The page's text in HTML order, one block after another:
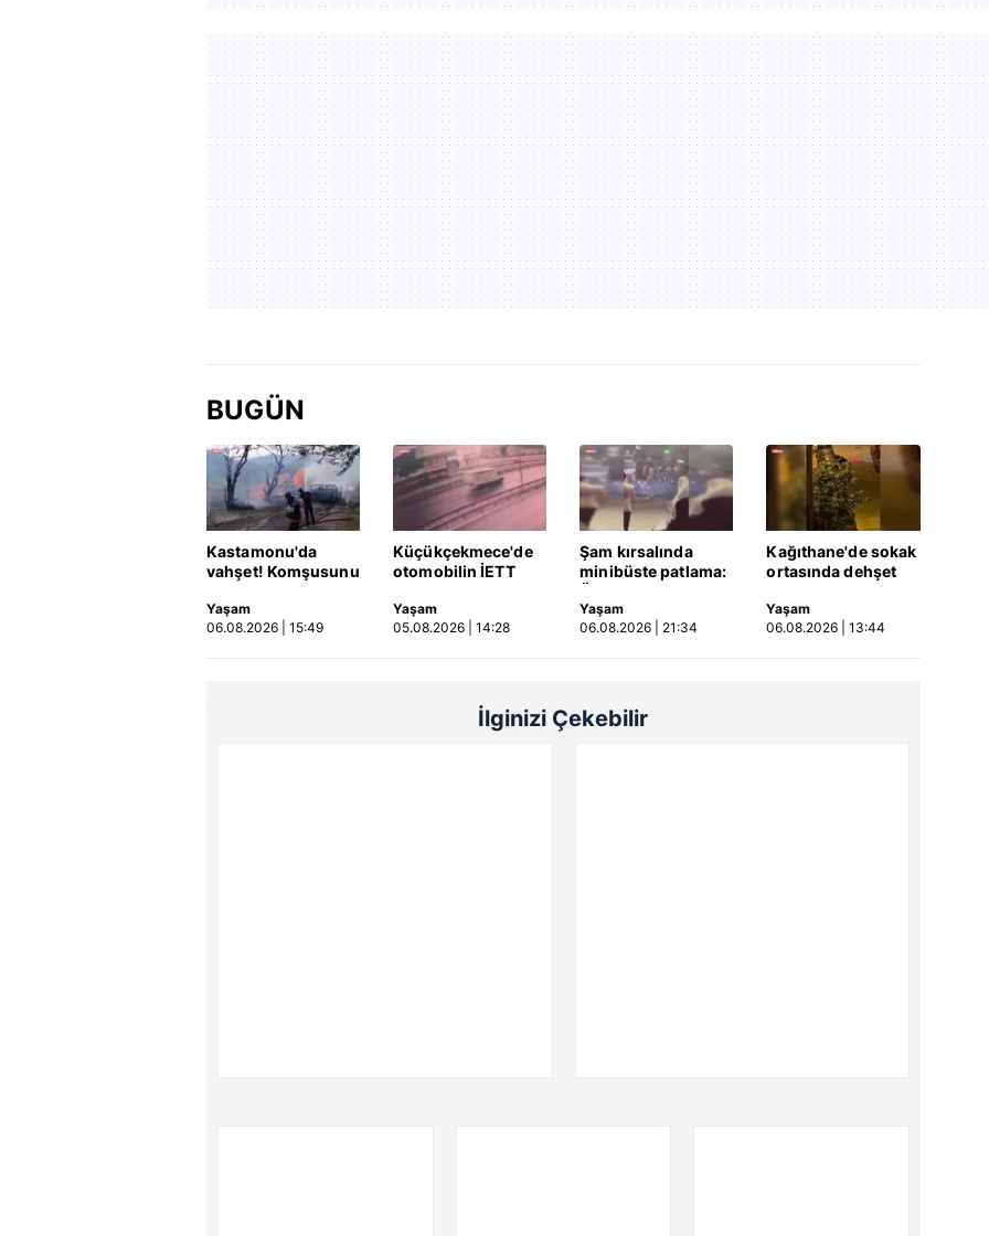
BUGÜN
Kastamonu'da
vahşet! Komşusunu
aracını ateşe verdi |
Video
Yaşam
06.08.2026 | 15:49
Küçükçekmece'de
otomobilin İETT
kaza kamerada |
Video
Yaşam
05.08.2026 | 14:28
Şam kırsalında
minibüste patlama:
Yaşam
06.08.2026 | 21:34
Kağıthane'de sokak
ortasında dehşet
sevgilisi ile erkek
arkadaşını silahla
Yaşam
06.08.2026 | 13:44
İlginizi Çekebilir